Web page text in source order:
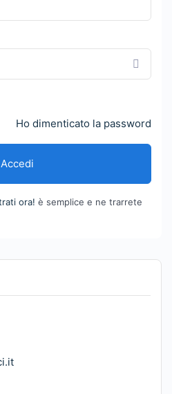
Ho dimenticato la password
Accedi
ora! è semplice e ne trarrete